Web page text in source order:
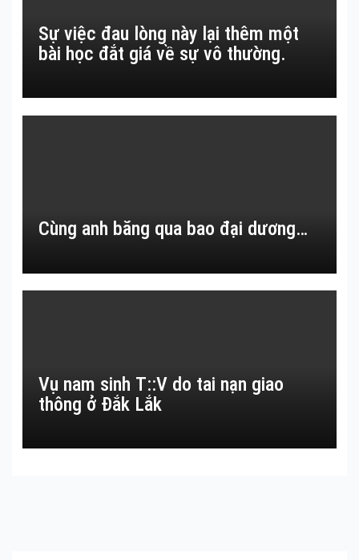
Sự việc đau lòng này lại thêm một
bài học đắt giá về sự vô thường.
Cùng anh băng qua bao đại dương…
Vụ nam sinh T::V do tai nạn giao
thông ở Đắk Lắk